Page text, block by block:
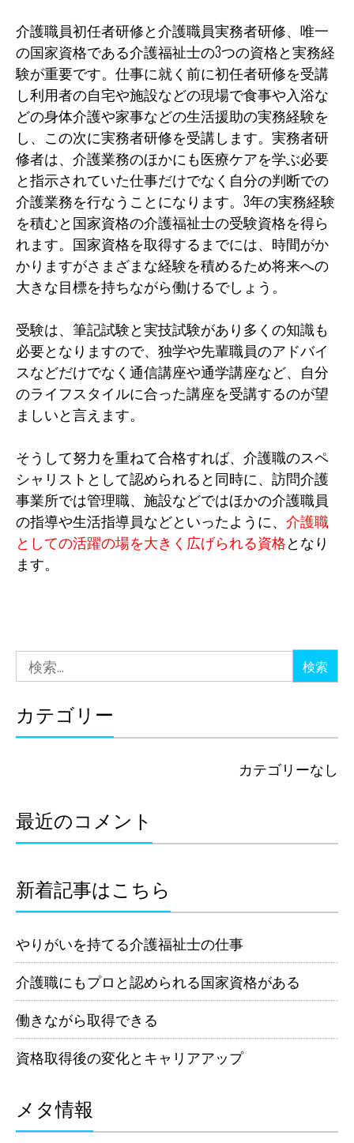
介護職員初任者研修と介護職員実務者研修、唯一
の国家資格である介護福祉士の3つの資格と実務経
験が重要です。仕事に就く前に初任者研修を受講
し利用者の自宅や施設などの現場で食事や入浴な
どの身体介護や家事などの生活援助の実務経験を
し、この次に実務者研修を受講します。実務者研
修者は、介護業務のほかにも医療ケアを学ぶ必要
と指示されていた仕事だけでなく自分の判断での
介護業務を行なうことになります。3年の実務経験
を積むと国家資格の介護福祉士の受験資格を得ら
れます。国家資格を取得するまでには、時間がか
かりますがさまざまな経験を積めるため将来への
大きな目標を持ちながら働けるでしょう。
受験は、筆記試験と実技試験があり多くの知識も
必要となりますので、独学や先輩職員のアドバイ
スなどだけでなく通信講座や通学講座など、自分
のライフスタイルに合った講座を受講するのが望
ましいと言えます。
そうして努力を重ねて合格すれば、介護職のスペ
シャリストとして認められると同時に、訪問介護
事業所では管理職、施設などではほかの介護職員
の指導や生活指導員などといったように、 介護職
としての活躍の場を大きく広げられる資格となり
ます。
索:
カテゴリー
カテゴリーなし
最近のコメント
新着記事はこちら
やりがいを持てる介護福祉士の仕事
介護職にもプロと認められる国家資格がある
働きながら取得できる
資格取得後の変化とキャリアアップ
メタ情報